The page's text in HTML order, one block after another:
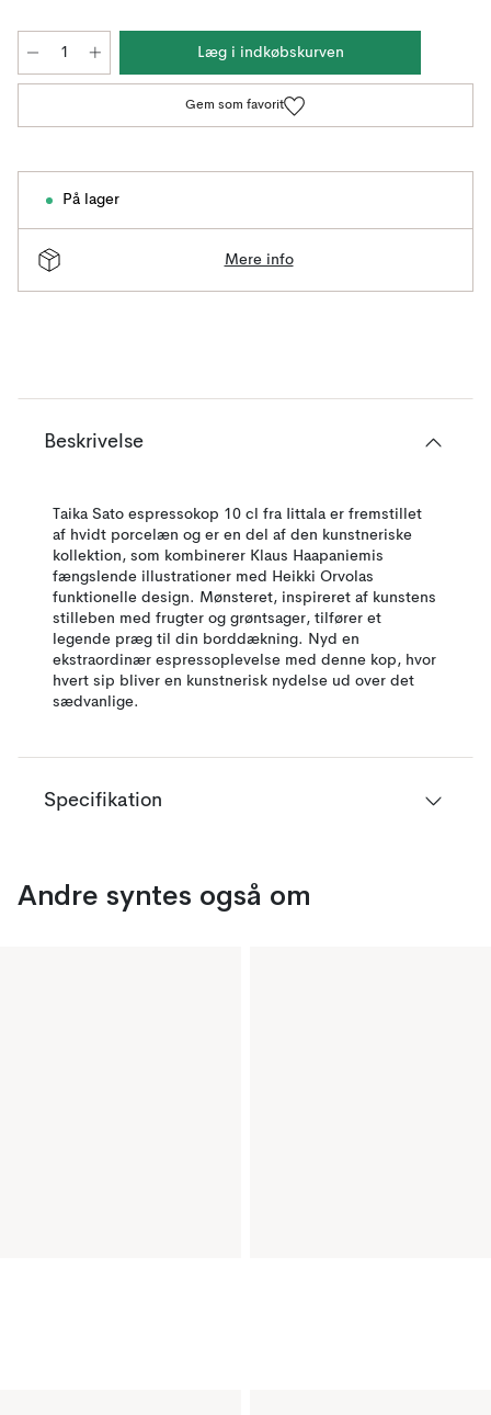
Læg i indkøbskurven
Gem som favorit
På lager
Mere info
Beskrivelse
Taika Sato espressokop 10 cl fra Iittala er fremstillet
af hvidt porcelæn og er en del af den kunstneriske
kollektion, som kombinerer Klaus Haapaniemis
fængslende illustrationer med Heikki Orvolas
funktionelle design. Mønsteret, inspireret af kunstens
stilleben med frugter og grøntsager, tilfører et
legende præg til din borddækning. Nyd en
ekstraordinær espressoplevelse med denne kop, hvor
hvert sip bliver en kunstnerisk nydelse ud over det
sædvanlige.
Specifikation
Andre syntes også om